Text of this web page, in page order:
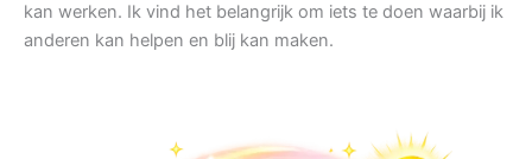
kan werken. Ik vind het belangrijk om iets te doen waarbij ik
anderen kan helpen en blij kan maken.